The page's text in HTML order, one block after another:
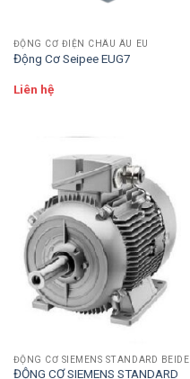
ĐỘNG CƠ ĐIỆN CHÂU ÂU EU
Động Cơ Seipee EUG7
Liên hệ
ĐỘNG CƠ SIEMENS STANDARD BEIDE
ĐỘNG CƠ SIEMENS STANDARD